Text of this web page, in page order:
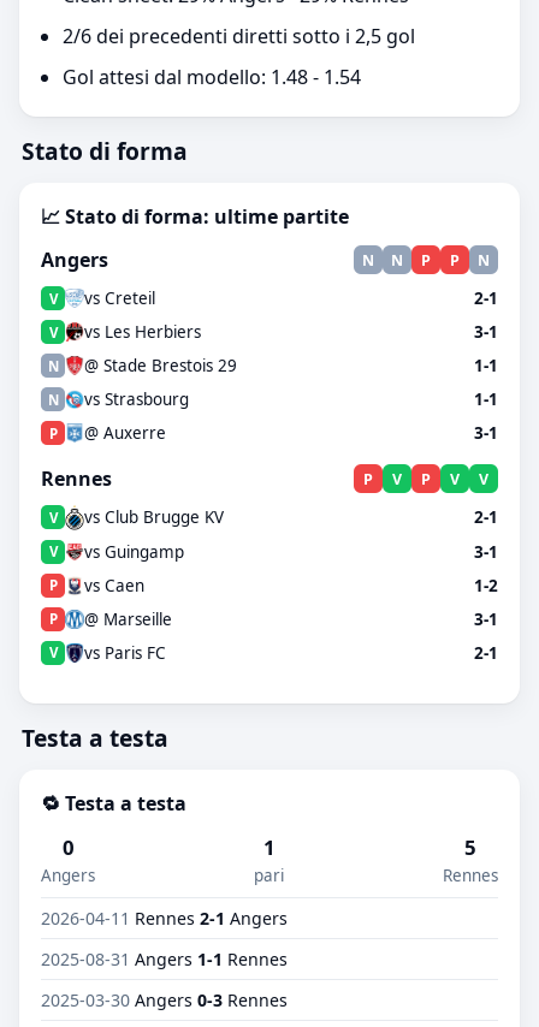
2/6 dei precedenti diretti sotto i 2,5 gol
Gol attesi dal modello: 1.48 - 1.54
Stato di forma
📈 Stato di forma: ultime partite
Angers
N N P P N
V vs Creteil 2-1
V vs Les Herbiers 3-1
N @ Stade Brestois 29 1-1
N vs Strasbourg 1-1
P @ Auxerre 3-1
Rennes P V P V V
V vs Club Brugge KV 2-1
V vs Guingamp 3-1
P vs Caen 1-2
P @ Marseille 3-1
V vs Paris FC 2-1
Testa a testa
🔁 Testa a testa
0
Angers
1
pari
5
Rennes
2026-04-11 Rennes 2-1 Angers
2025-08-31 Angers 1-1 Rennes
2025-03-30 Angers 0-3 Rennes